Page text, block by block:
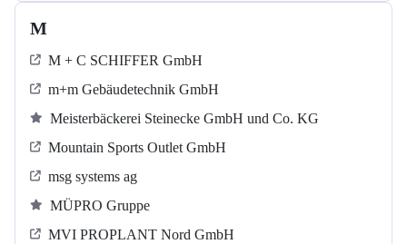
M
M + C SCHIFFER GmbH
m+m Gebäudetechnik GmbH
Meisterbäckerei Steinecke GmbH und Co. KG
Mountain Sports Outlet GmbH
msg systems ag
MÜPRO Gruppe
MVI PROPLANT Nord GmbH